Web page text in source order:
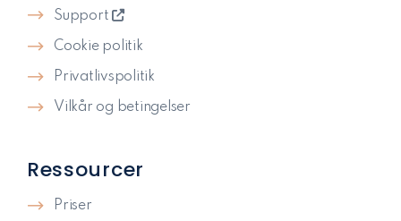
Ressourcer
Priser
Support
Cookie politik
Privatlivspolitik​
Vilkår og betingelser